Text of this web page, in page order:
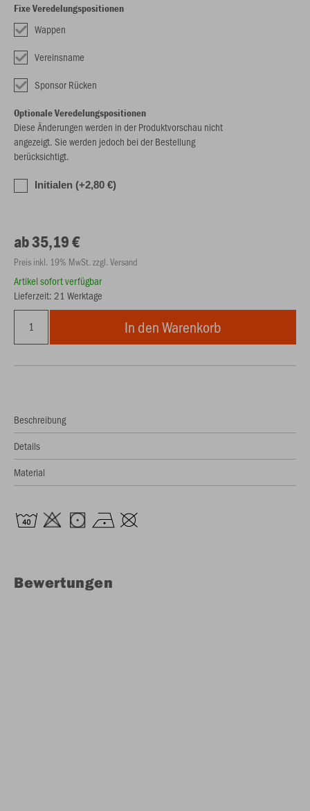
Fixe Veredelungspositionen
Wappen
Vereinsname
Sponsor Rücken
Optionale Veredelungspositionen
Diese Änderungen werden in der Produktvorschau nicht
angezeigt. Sie werden jedoch bei der Bestellung
berücksichtigt.
Initialen (+2,80 €)
ab 35,19 €
Preis inkl. 19% MwSt. zzgl. Versand
Artikel sofort verfügbar
Lieferzeit: 21 Werktage
In den Warenkorb
Beschreibung
Details
Material
Bewertungen